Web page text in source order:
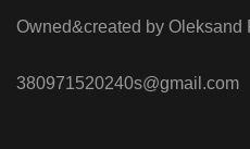
Owned&created by Oleksand
380971520240s@gmail.com